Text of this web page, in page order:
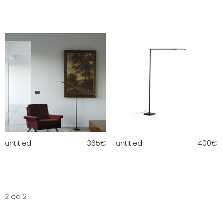
untitled 365€ untitled 400€
2 od 2